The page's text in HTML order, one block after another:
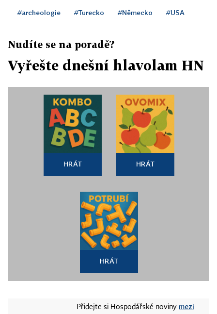
#archeologie #Turecko #Německo #USA
Nudíte se na poradě?
Vyřešte dnešní hlavolam HN
HRÁT HRÁT
HRÁT
Přidejte si Hospodářské noviny mezi